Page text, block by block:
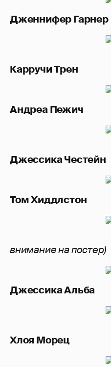
Дженнифер Гарнер
Карручи Трен
Андреа Пежич
Джессика Честейн
Том Хиддлстон
внимание на постер)
Джессика Альба
Хлоя Морец